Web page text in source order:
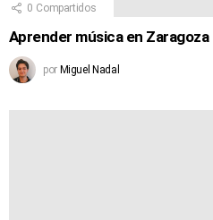
0 Compartidos
Aprender música en Zaragoza
por Miguel Nadal